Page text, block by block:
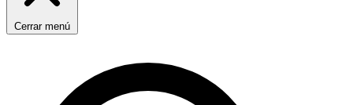
Cerrar menú